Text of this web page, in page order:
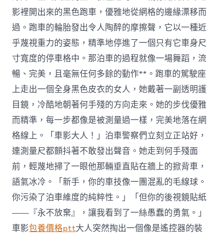
影裡開出來的黑色跑車，優雅地從網格的邊緣漂移而
過。跑車的輪胎發出令人陶醉的摩擦聲，它以一種近
乎蔑視重力的姿態，精準地停進了一個只有它車身尺
寸寬度的停車格中。那泊車的過程就像一場舞蹈，流
暢、完美，且毫無任何多餘的動作**。跑車的駕駛座
上走出一個全身黑色皮衣的女人，她戴著一副透明護
目鏡，冷酷地朝著何手殘的方向走來。她的步伐優雅
而精準，每一步都像是被測量過一樣，完美地落在網
格線上。「車影大人！」泊車警察們立刻立正站好，
連測量尺都顫抖著不敢發出聲音。她走到何手殘面
前，輕蔑地掃了一眼他那輛垂直貼在牆上的掀背車，
語氣冰冷。「新手，你的車技像一團混亂的毛線球。
你污染了泊車維度的純粹性。」「但你的後視鏡貼紙
——『永不放棄』，讓我看到了一絲愚蠢的勇氣。」
車影包養價格ptt大人突然掏出一個像是遙控器的裝